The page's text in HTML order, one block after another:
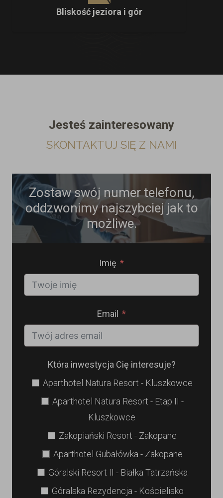
Bliskość jeziora i gór
Jesteś zainteresowany
SKONTAKTUJ SIĘ Z NAMI
Zostaw swój numer telefonu,
oddzwonimy najszybciej jak to
możliwe.
Imię
Email
Która inwestycja Cię interesuje?
Aparthotel Natura Resort - Kluszkowce
Aparthotel Natura Resort - Etap II -
Kluszkowce
Zakopiański Resort - Zakopane
Aparthotel Gubałówka - Zakopane
Góralski Resort II - Białka Tatrzańska
Góralska Rezydencja - Kościelisko